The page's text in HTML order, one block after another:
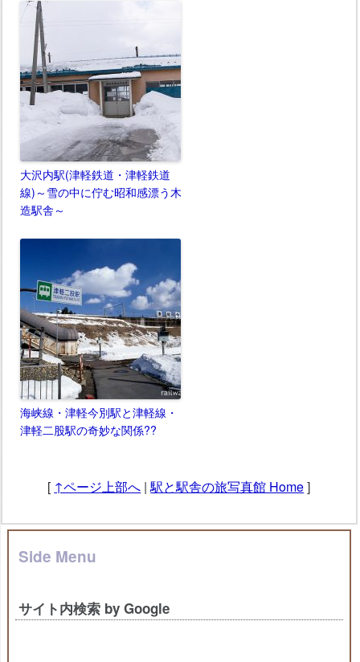
大沢内駅(津軽鉄道・津軽鉄道
線)～雪の中に佇む昭和感漂う木
造駅舎～
海峡線・津軽今別駅と津軽線・
津軽二股駅の奇妙な関係??
[ ↑ページ上部へ |駅と駅舎の旅写真館 Home]
Side Menu
サイト内検索 by Google